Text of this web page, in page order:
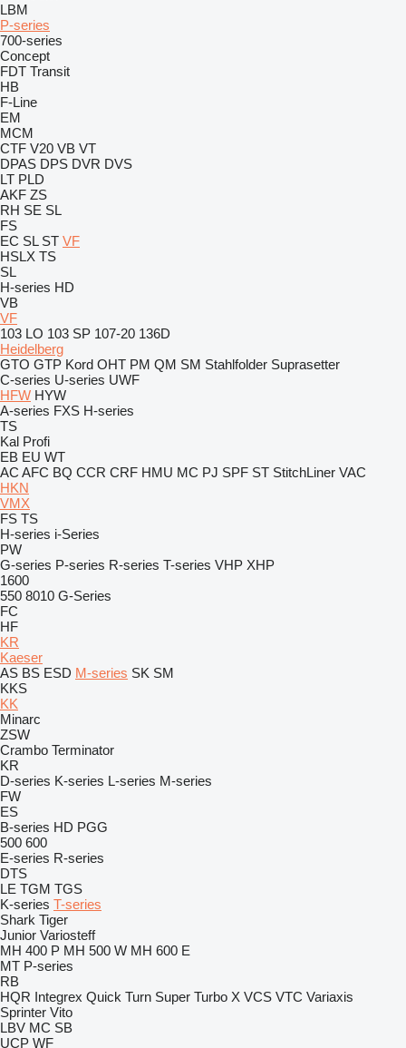
LBM
P-series
700-series
Concept
FDT Transit
HB
F-Line
EM
MCM
CTF V20 VB VT
DPAS DPS DVR DVS
LT PLD
AKF ZS
RH SE SL
FS
EC SL ST VF
HSLX TS
SL
H-series HD
VB
VF
103 LO 103 SP 107-20 136D
Heidelberg
GTO GTP Kord OHT PM QM SM Stahlfolder Suprasetter
C-series U-series UWF
HFW HYW
A-series FXS H-series
TS
Kal Profi
EB EU WT
AC AFC BQ CCR CRF HMU MC PJ SPF ST StitchLiner VAC
HKN
VMX
FS TS
H-series i-Series
PW
G-series P-series R-series T-series VHP XHP
1600
550 8010 G-Series
FC
HF
KR
Kaeser
AS BS ESD M-series SK SM
KKS
KK
Minarc
ZSW
Crambo Terminator
KR
D-series K-series L-series M-series
FW
ES
B-series HD PGG
500 600
E-series R-series
DTS
LE TGM TGS
K-series T-series
Shark Tiger
Junior Variosteff
MH 400 P MH 500 W MH 600 E
MT P-series
RB
HQR Integrex Quick Turn Super Turbo X VCS VTC Variaxis
Sprinter Vito
LBV MC SB
UCP WF